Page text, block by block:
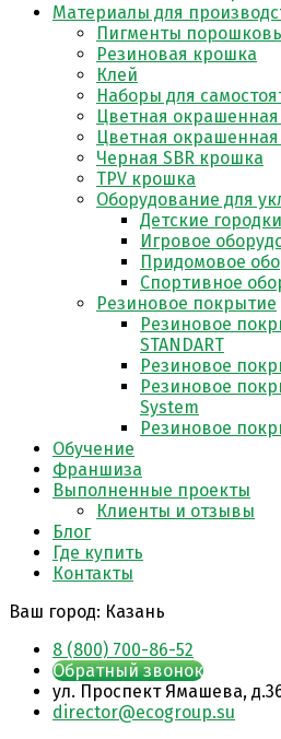
Материалы для
Пигменты
Резиновая крошка
Клей
Наборы для
Цветная
Цветная
Черная SBR крошка
TPV крошка
Оборудование для
Детские городки
Игровое
Придомовое
Спортивное
Резиновое покрытие
Резиновое
STANDART
Резиновое
Резиновое
System
Резиновое
Обучение
Франшиза
Выполненные проекты
Клиенты и отзывы
Блог
Где купить
Контакты
Ваш город: Казань
8 (800) 700-86-52
Обратный звонок
ул. Проспект Ямашева,
director@ecogroup.su